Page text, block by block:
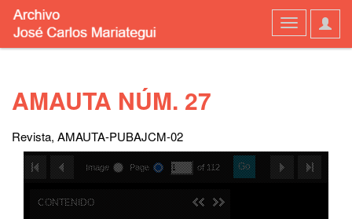
User
Toggle
navigation
AMAUTA NÚM. 27
Revista, AMAUTA-PUBAJCM-02